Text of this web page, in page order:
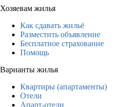
Хозяевам жилья
Как сдавать жильё
Разместить объявление
Бесплатное страхование
Помощь
Варианты жилья
Квартиры (апартаменты)
Отели
Апарт-отели